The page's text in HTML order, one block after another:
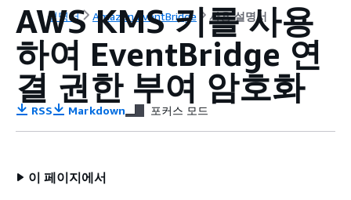
설명서 Amazon EventBridge 사용 설명서
AWS KMS 키를 사용
하여 EventBridge 연
결 권한 부여 암호화
RSS Markdown 포커스 모드
이 페이지에서